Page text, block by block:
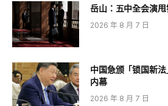
岳山：五中全会演
2026 年 8 月 7 日
中国急颁「锁国新法
内幕
2026 年 8 月 7 日